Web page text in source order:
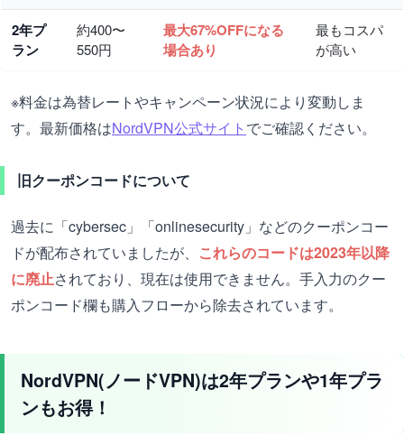
2年プ
ラン
約400〜
550円
最大67%OFFになる
場合あり
最もコスパ
が高い
※料金は為替レートやキャンペーン状況により変動しま
す。最新価格はNordVPN公式サイト でご確認ください。
旧クーポンコードについて
過去に「cybersec」「onlinesecurity」などのクーポンコー
ドが配布されていましたが、 これらのコードは2023年以降
に廃止されており、現在は使用できません。手入力のクー
ポンコード欄も購入フローから除去されています。
NordVPN(ノードVPN)は2年プランや1年プラ
ンもお得！